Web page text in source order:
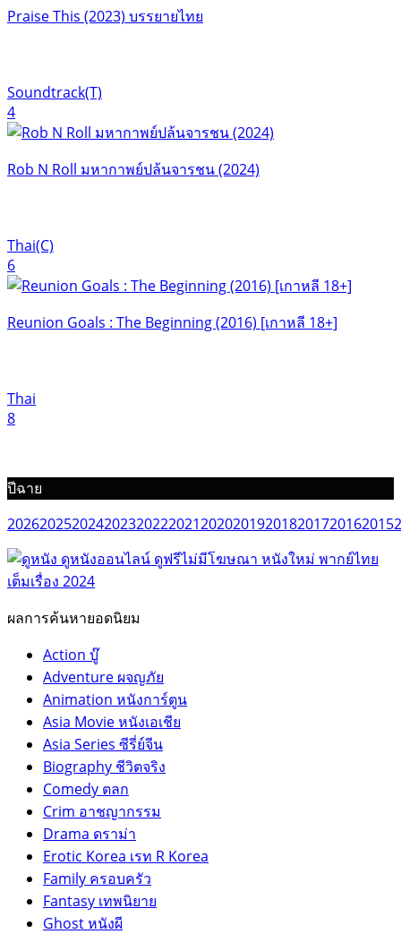
Praise This (2023) บรรยายไทย
Soundtrack(T)
4
Rob N Roll มหากาพย์ปล้นจารชน (2024)
Thai(C)
6
Reunion Goals : The Beginning (2016) [เกาหลี 18+]
Thai
8
ปีฉาย
202620252024202320222021202020192018201720162015
ผลการค้นหายอดนิยม
Action บู๊
Adventure ผจญภัย
Animation หนังการ์ตูน
Asia Movie หนังเอเชีย
Asia Series ซีรี่ย์จีน
Biography ชีวิตจริง
Comedy ตลก
Crim อาชญากรรม
Drama ดราม่า
Erotic Korea เรท R Korea
Family ครอบครัว
Fantasy เทพนิยาย
Ghost หนังผี